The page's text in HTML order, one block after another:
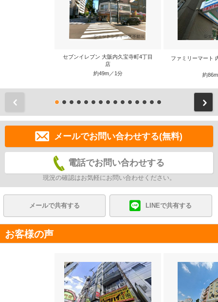
セブンイレブン 大阪内久宝寺町4丁目
店
約49m／1分
ファミリーマート
約
メールでお問い合わせする(無料)
電話でお問い合わせする
現況の確認はお気軽にお問い合わせください。
メールで共有する LINEで共有する
お客様の声